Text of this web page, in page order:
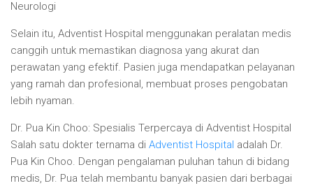
Neurologi
Selain itu, Adventist Hospital menggunakan peralatan medis
canggih untuk memastikan diagnosa yang akurat dan
perawatan yang efektif. Pasien juga mendapatkan pelayanan
yang ramah dan profesional, membuat proses pengobatan
lebih nyaman.
Dr. Pua Kin Choo: Spesialis Terpercaya di Adventist Hospital
Salah satu dokter ternama di Adventist Hospital adalah Dr.
Pua Kin Choo. Dengan pengalaman puluhan tahun di bidang
medis, Dr. Pua telah membantu banyak pasien dari berbagai